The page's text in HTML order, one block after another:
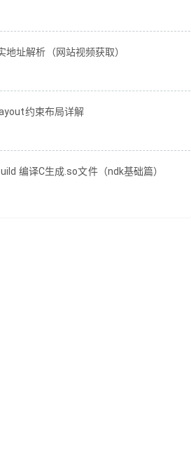
地址解析（网站视频获取）
约束布局详解
编译C生成.so文件（ndk基础篇）